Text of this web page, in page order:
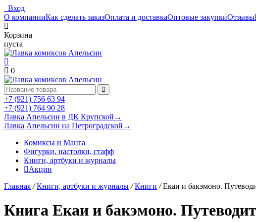
Вход
О компанииКак сделать заказОплата и доставкаОптовые закупкиОтзывы
Корзина
пуста
0
+7 (921) 756 63 94
+7 (921) 764 90 28
Лавка Апельсин в ДК Крупской →
Лавка Апельсин на Петроградской →
Комиксы и Манга
Фигурки, настолки, стафф
Книги, артбуки и журналы
Акции
Главная / Книги, артбуки и журналы / Книги / Екаи и бакэмоно.
Книга Екаи и бакэмоно.